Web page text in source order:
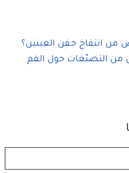
من انتفاخ جفن العينين؟
من التصبّغات حول الفم